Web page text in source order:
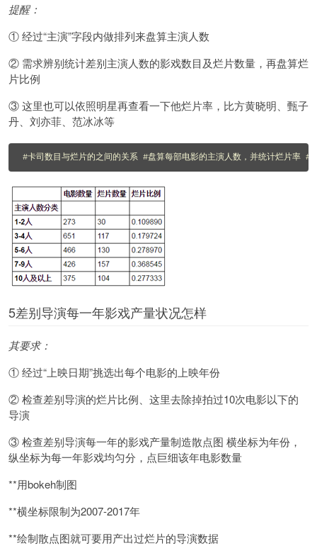
提醒：
① 经过“主演”字段内做排列来盘算主演人数
② 需求辨别统计差别主演人数的影戏数目及烂片数量，再盘算烂
片比例
③ 这里也可以依照明星再查看一下他烂片率，比方黄晓明、甄子
丹、刘亦菲、范冰冰等
#卡司数目与烂片的之间的关系 #盘算每部电影的主演人数，
5差别导演每一年影戏产量状况怎样
其要求：
① 经过“上映日期”挑选出每个电影的上映年份
② 检查差别导演的烂片比例、这里去除掉拍过10次电影以下的
导演
③ 检查差别导演每一年的影戏产量制造散点图 横坐标为年份，
纵坐标为每一年影戏均匀分，点巨细该年电影数量
**用bokeh制图
**横坐标限制为2007-2017年
**绘制散点图就可要用产出过烂片的导演数据